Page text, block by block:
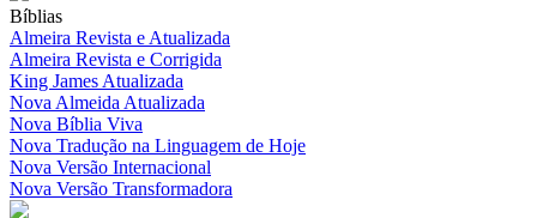
Bíblias
Almeira Revista e Atualizada
Almeira Revista e Corrigida
King James Atualizada
Nova Almeida Atualizada
Nova Bíblia Viva
Nova Tradução na Linguagem de Hoje
Nova Versão Internacional
Nova Versão Transformadora